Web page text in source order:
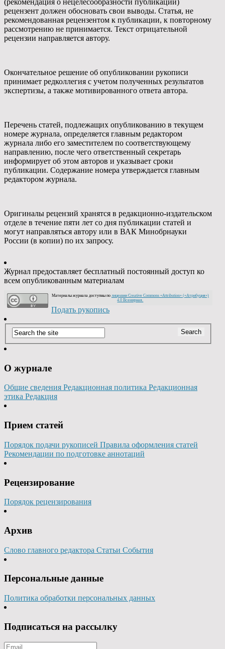
(рекомендация о нецелесообразности публикации)
рецензент должен обосновать свои выводы. Статья, не
рекомендованная рецензентом к публикации, к повторному
рассмотрению не принимается. Текст отрицательной
рецензии направляется автору.
Окончательное решение об опубликовании рукописи
принимает редколлегия с учетом полученных результатов
экспертизы, а также мотивированного ответа автора.
Перечень статей, подлежащих опубликованию в текущем
номере журнала, определяется главным редактором
журнала либо его заместителем по соответствующему
направлению, после чего ответственный секретарь
информирует об этом авторов и указывает сроки
публикации. Содержание номера утверждается главным
редактором журнала.
Оригиналы рецензий хранятся в редакционно-издательском
отделе в течение пяти лет со дня публикации статей и
могут направляться автору или в ВАК Минобрнауки
России (в копии) по их запросу.
Журнал предоставляет бесплатный постоянный доступ ко
всем опубликованным материалам
Материалы журнала доступны по лицензии Creative Commons «Attribution» («Атрибуция»)
4.0 Всемирная.
Подать рукопись
О журнале
Общие сведения Редакционная политика Редакционная
этика Редакция
Прием статей
Порядок подачи рукописей Правила оформления статей
Рекомендации по подготовке аннотаций
Рецензирование
Порядок рецензирования
Архив
Слово главного редактора Статьи События
Персональные данные
Политика обработки персональных данных
Подписаться на рассылку